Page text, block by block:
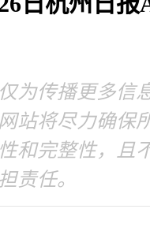
传播更多信
站将尽力确保
和完整性，且
责任。